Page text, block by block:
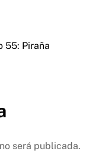
55: Piraña
será publicada.